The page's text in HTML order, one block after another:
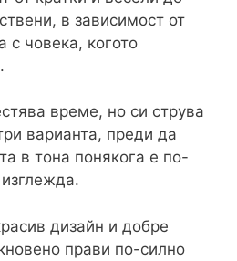
в зависимост от
с човека, когото
време, но си струва
варианта, преди да
в тона понякога е по-
дизайн и добре
прави по-силно